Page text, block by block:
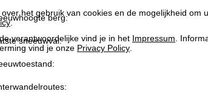
het gebruik van cookies en de mogelijkheid om
.
verantwoordelijke vind je in het Impressum.
vind je onze Privacy Policy.
berg:
sneeuwval: